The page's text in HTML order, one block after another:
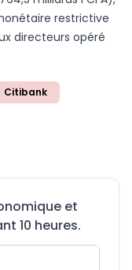
restrictive
directeurs opéré
Citibank
et
10 heures.